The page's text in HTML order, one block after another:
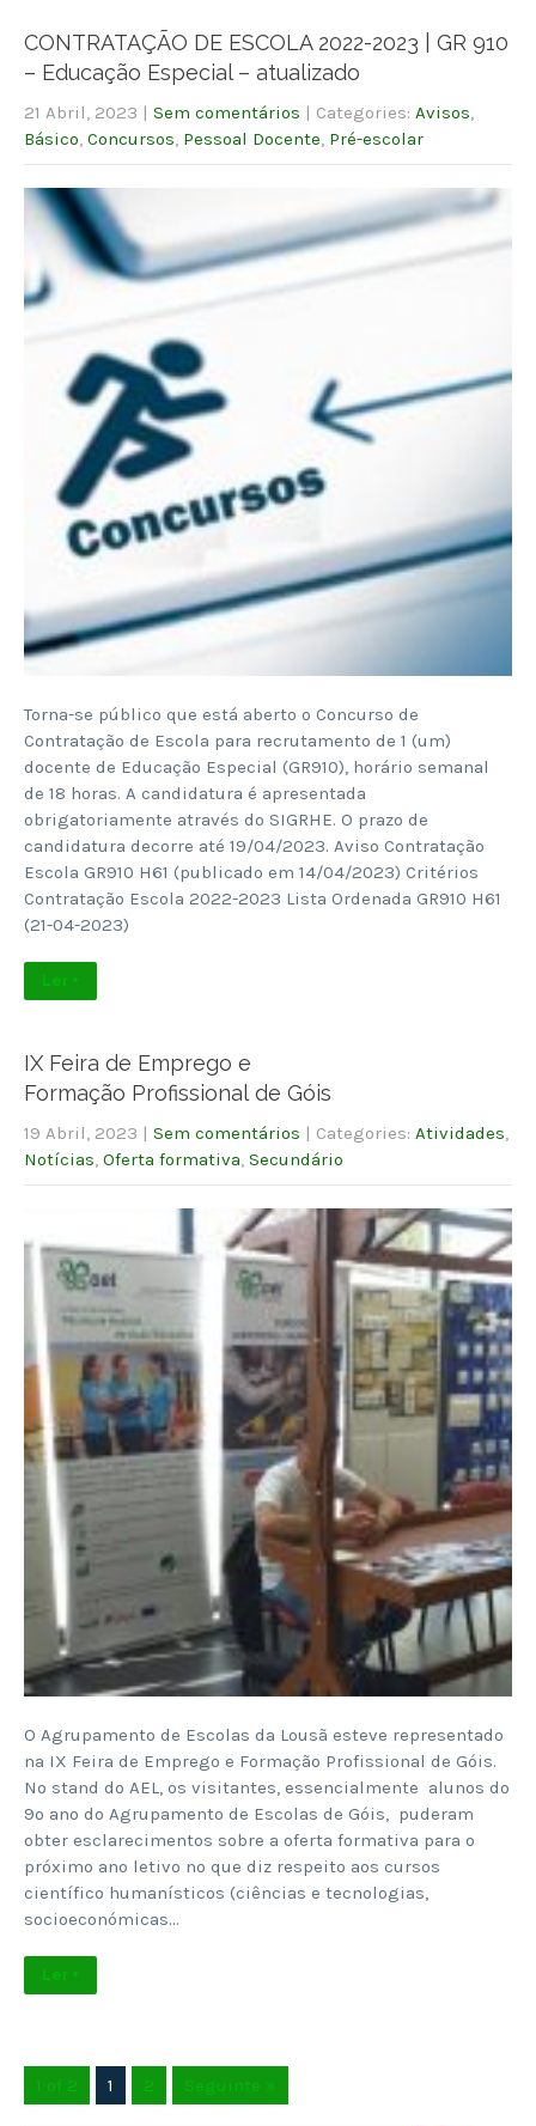
CONTRATAÇÃO DE ESCOLA 2022-2023 | GR 910
– Educação Especial – atualizado
21 Abril, 2023 | Sem comentários | Categories: Avisos
Básico Concursos Pessoal Docente Pré-escolar
Torna-se público que está aberto o Concurso de
Contratação de Escola para recrutamento de 1 (um)
docente de Educação Especial (GR910), horário semanal
de 18 horas. A candidatura é apresentada
obrigatoriamente através do SIGRHE. O prazo de
candidatura decorre até 19/04/2023. Aviso Contratação
Escola GR910 H61 (publicado em 14/04/2023) Critérios
Contratação Escola 2022-2023 Lista Ordenada GR910 H61
(21-04-2023)
Ler +
IX Feira de Emprego e
Formação Profissional de Góis
19 Abril, 2023 | Sem comentários | Categories: Atividades
Notícias Oferta formativa Secundário
O Agrupamento de Escolas da Lousã esteve representado
na IX Feira de Emprego e Formação Profissional de Góis.
No stand do AEL, os visitantes, essencialmente alunos do
9º ano do Agrupamento de Escolas de Góis, puderam
obter esclarecimentos sobre a oferta formativa para o
próximo ano letivo no que diz respeito aos cursos
científico humanísticos (ciências e tecnologias,
socioeconómicas…
Ler +
1 of 2 1 2 Seguinte »